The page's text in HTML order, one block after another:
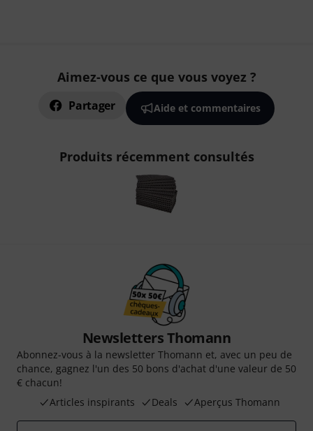
Aimez-vous ce que vous voyez ?
Partager Aide et commentaires
Produits récemment consultés
Newsletters Thomann
Abonnez-vous à la newsletter Thomann et, avec un peu de
chance, gagnez l'un des 50 bons d'achat d'une valeur de 50
€ chacun!
Articles inspirants
Deals Aperçus Thomann